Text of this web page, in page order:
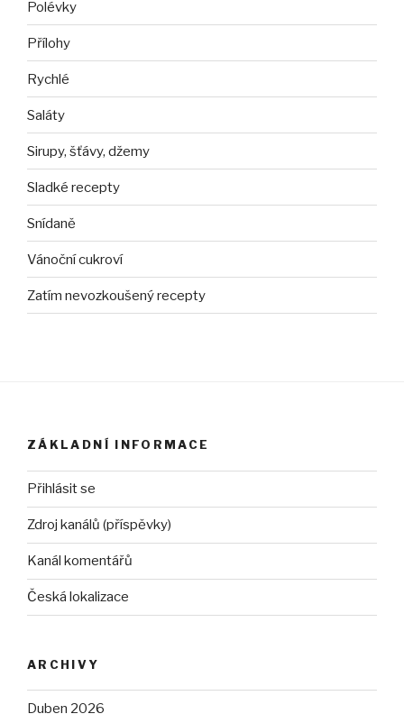
Polévky
Přílohy
Rychlé
Saláty
Sirupy, šťávy, džemy
Sladké recepty
Snídaně
Vánoční cukroví
Zatím nevozkoušený recepty
ZÁKLADNÍ INFORMACE
Přihlásit se
Zdroj kanálů (příspěvky)
Kanál komentářů
Česká lokalizace
ARCHIVY
Duben 2026